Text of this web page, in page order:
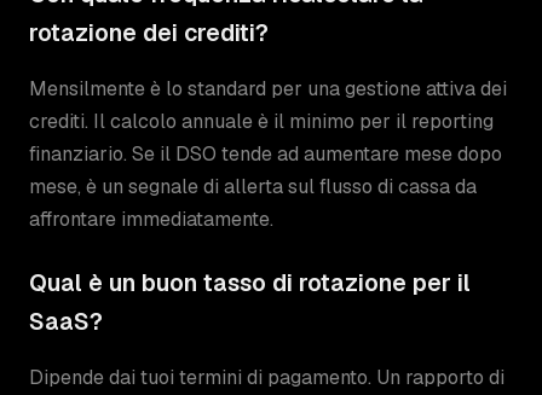
rotazione dei crediti?
Mensilmente è lo standard per una gestione attiva dei
crediti. Il calcolo annuale è il minimo per il reporting
finanziario. Se il DSO tende ad aumentare mese dopo
mese, è un segnale di allerta sul flusso di cassa da
affrontare immediatamente.
Qual è un buon tasso di rotazione per il
SaaS?
Dipende dai tuoi termini di pagamento. Un rapporto di